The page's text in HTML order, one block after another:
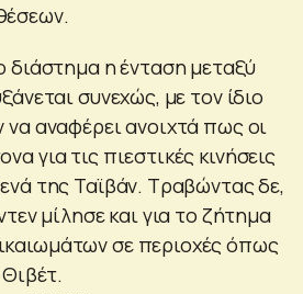
διάστημα η ένταση μεταξύ
συνεχώς, με τον ίδιο
να αναφέρει ανοιχτά πως οι
για τις πιεστικές κινήσεις
της Ταϊβάν. Τραβώντας δε,
μίλησε και για το ζήτημα
σε περιοχές όπως